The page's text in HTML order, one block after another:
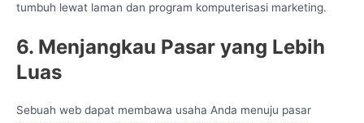
tumbuh lewat laman dan program komputerisasi marketing.
6. Menjangkau Pasar yang Lebih
Luas
Sebuah web dapat membawa usaha Anda menuju pasar